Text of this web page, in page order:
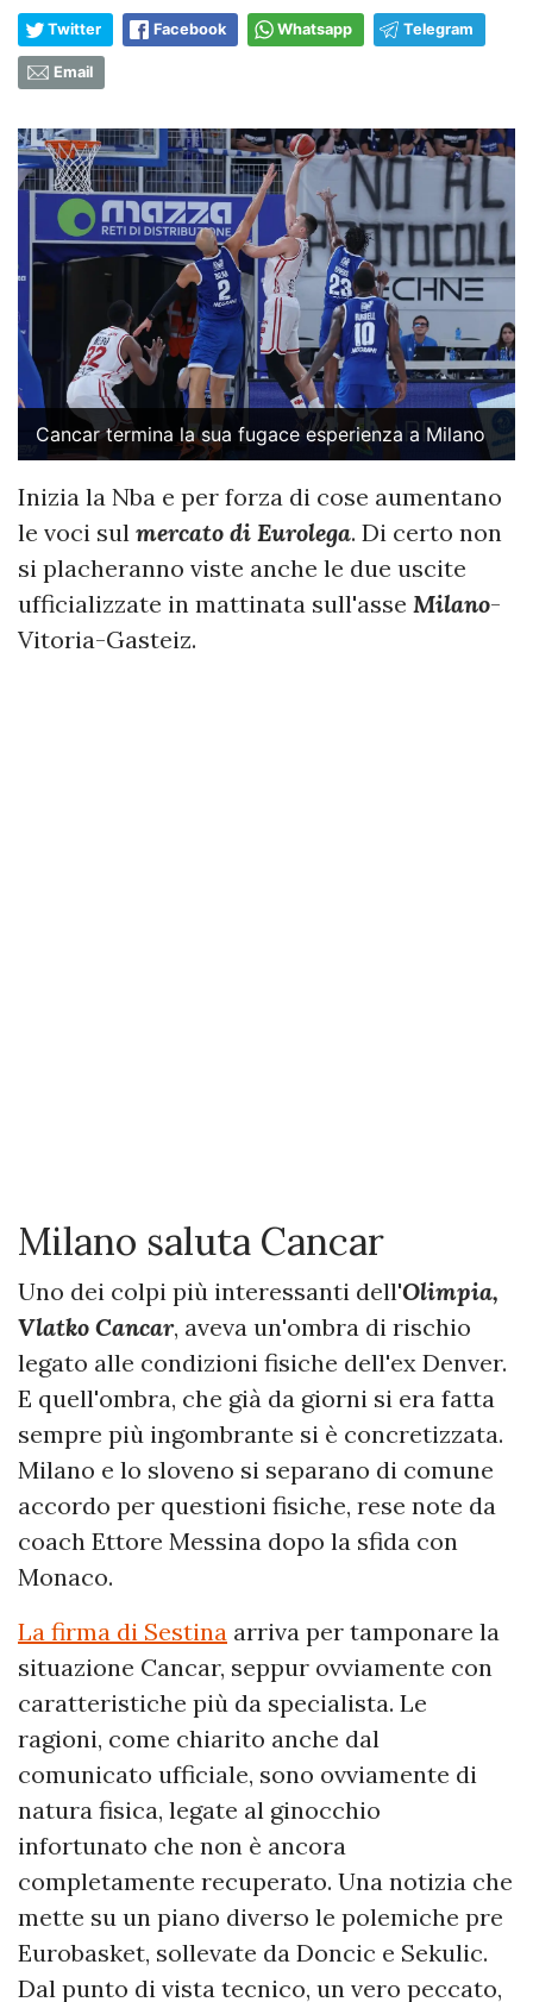
Twitter Facebook Whatsapp Telegram
Email
Cancar termina la sua fugace esperienza a Milano
Inizia la Nba e per forza di cose aumentano
le voci sul mercato di Eurolega. Di certo non
si placheranno viste anche le due uscite
ufficializzate in mattinata sull'asse Milano-
Vitoria-Gasteiz.
Milano saluta Cancar
Uno dei colpi più interessanti dell'Olimpia,
Vlatko Cancar, aveva un'ombra di rischio
legato alle condizioni fisiche dell'ex Denver.
E quell'ombra, che già da giorni si era fatta
sempre più ingombrante si è concretizzata.
Milano e lo sloveno si separano di comune
accordo per questioni fisiche, rese note da
coach Ettore Messina dopo la sfida con
Monaco.
La firma di Sestina arriva per tamponare la
situazione Cancar, seppur ovviamente con
caratteristiche più da specialista. Le
ragioni, come chiarito anche dal
comunicato ufficiale, sono ovviamente di
natura fisica, legate al ginocchio
infortunato che non è ancora
completamente recuperato. Una notizia che
mette su un piano diverso le polemiche pre
Eurobasket, sollevate da Doncic e Sekulic.
Dal punto di vista tecnico, un vero peccato,